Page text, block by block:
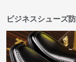
ビジネスシューズ